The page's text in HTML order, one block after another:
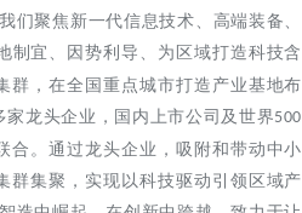
们聚焦新一代信息技术、高端装备、
制宜、因势利导、为区域打造科技含
群，在全国重点城市打造产业基地布
龙头企业，国内上市公司及世界500
合。通过龙头企业，吸附和带动中小
群集聚，实现以科技驱动引领区域产